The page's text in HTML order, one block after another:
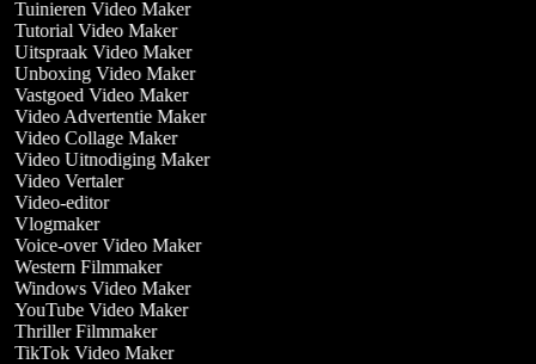
Tuinieren Video Maker
Tutorial Video Maker
Uitspraak Video Maker
Unboxing Video Maker
Vastgoed Video Maker
Video Advertentie Maker
Video Collage Maker
Video Uitnodiging Maker
Video Vertaler
Video-editor
Vlogmaker
Voice-over Video Maker
Western Filmmaker
Windows Video Maker
YouTube Video Maker
Thriller Filmmaker
TikTok Video Maker